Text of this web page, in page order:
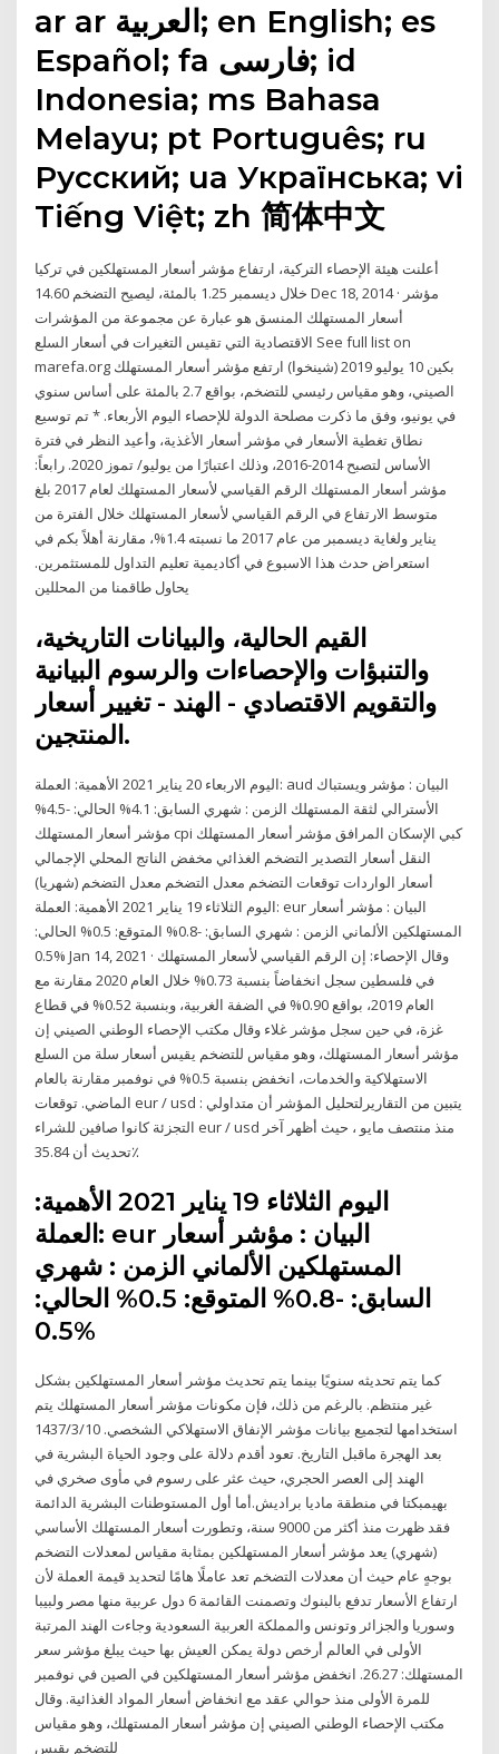
ar ar العربية; en English; es
Español; fa فارسی; id
Indonesia; ms Bahasa
Melayu; pt Português; ru
Русский; ua Українська; vi
Tiếng Việt; zh 简体中文
أعلنت هيئة الإحصاء التركية، ارتفاع مؤشر أسعار المستهلكين في تركيا
خلال ديسمبر 1.25 بالمئة، ليصيح التضخم 14.60 Dec 18, 2014 · مؤشر
أسعار المستهلك المنسق هو عبارة عن مجموعة من المؤشرات
الاقتصادية التي تقيس التغيرات في أسعار السلع See full list on
marefa.org بكين 10 يوليو 2019 (شينخوا) ارتفع مؤشر أسعار المستهلك
الصيني، وهو مقياس رئيسي للتضخم، بواقع 2.7 بالمئة على أساس سنوي
في يونيو، وفق ما ذكرت مصلحة الدولة للإحصاء اليوم الأربعاء. * تم توسيع
نطاق تغطية الأسعار في مؤشر أسعار الأغذية، وأعيد النظر في فترة
الأساس لتصبح 2014-2016، وذلك اعتبارًا من يوليو/ تموز 2020. رابعاً:
مؤشر أسعار المستهلك الرقم القياسي لأسعار المستهلك لعام 2017 بلغ
متوسط الارتفاع في الرقم القياسي لأسعار المستهلك خلال الفترة من
يناير ولغاية ديسمبر من عام 2017 ما نسبته 1.4%، مقارنة أهلاً بكم في
استعراض حدث هذا الاسبوع في أكاديمية تعليم التداول للمستثمرين.
يحاول طاقمنا من المحللين
القيم الحالية، والبيانات التاريخية،
والتنبؤات والإحصاءات والرسوم البيانية
والتقويم الاقتصادي - الهند - تغيير أسعار
المنتجين.
اليوم الاربعاء 20 يناير 2021 الأهمية: العملة: aud البيان : مؤشر ويستباك
الأسترالي لثقة المستهلك الزمن : شهري السابق: 4.1% الحالي: -4.5%
مؤشر أسعار المستهلك cpi كبي الإسكان المرافق مؤشر أسعار المستهلك
النقل أسعار التصدير التضخم الغذائي مخفض الناتج المحلي الإجمالي
أسعار الواردات توقعات التضخم معدل التضخم معدل التضخم (شهريا)
اليوم الثلاثاء 19 يناير 2021 الأهمية: العملة: eur البيان : مؤشر أسعار
المستهلكين الألماني الزمن : شهري السابق: -0.8% المتوقع: 0.5% الحالي:
0.5% Jan 14, 2021 · وقال الإحصاء: إن الرقم القياسي لأسعار المستهلك
في فلسطين سجل انخفاضاً بنسبة 0.73% خلال العام 2020 مقارنة مع
العام 2019، بواقع 0.90% في الضفة الغربية، وبنسبة 0.52% في قطاع
غزة، في حين سجل مؤشر غلاء وقال مكتب الإحصاء الوطني الصيني إن
مؤشر أسعار المستهلك، وهو مقياس للتضخم يقيس أسعار سلة من السلع
الاستهلاكية والخدمات، انخفض بنسبة 0.5% في نوفمبر مقارنة بالعام
الماضي. توقعات eur / usd : يتبين من التقاريرلتحليل المؤشر أن متداولي
التجزئة كانوا صافين للشراء eur / usd منذ منتصف مايو ، حيث أظهر آخر
تحديث أن 35.84٪
اليوم الثلاثاء 19 يناير 2021 الأهمية:
العملة: eur البيان : مؤشر أسعار
المستهلكين الألماني الزمن : شهري
السابق: -0.8% المتوقع: 0.5% الحالي:
0.5%
كما يتم تحديثه سنويًا بينما يتم تحديث مؤشر أسعار المستهلكين بشكل
غير منتظم. بالرغم من ذلك، فإن مكونات مؤشر أسعار المستهلك يتم
استخدامها لتجميع بيانات مؤشر الإنفاق الاستهلاكي الشخصي. 10‏‏/3‏‏/1437
بعد الهجرة ماقبل التاريخ. تعود أقدم دلالة على وجود الحياة البشرية في
الهند إلى العصر الحجري، حيث عثر على رسوم في مأوى صخري في
بهيمبكتا في منطقة ماديا براديش.أما أول المستوطنات البشرية الدائمة
فقد ظهرت منذ أكثر من 9000 سنة، وتطورت أسعار المستهلك الأساسي
(شهري) يعد مؤشر أسعار المستهلكين بمثابة مقياس لمعدلات التضخم
بوجهٍ عام حيث أن معدلات التضخم تعد عاملًا هامًا لتحديد قيمة العملة لأن
ارتفاع الأسعار تدفع بالبنوك وتصمنت القائمة 6 دول عربية منها مصر ولبيبا
وسوريا والجزائر وتونس والمملكة العربية السعودية وجاءت الهند المرتبة
الأولى في العالم أرخص دولة يمكن العيش بها حيث يبلغ مؤشر سعر
المستهلك: 26.27. انخفض مؤشر أسعار المستهلكين في الصين في نوفمبر
للمرة الأولى منذ حوالي عقد مع انخفاض أسعار المواد الغذائية. وقال
مكتب الإحصاء الوطني الصيني إن مؤشر أسعار المستهلك، وهو مقياس
للتضخم يقيس